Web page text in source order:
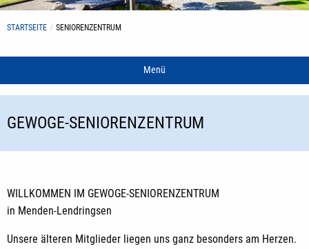
STARTSEITE SENIORENZENTRUM
Menü
GEWOGE-SENIORENZENTRUM
WILLKOMMEN IM GEWOGE-SENIORENZENTRUM
in Menden-Lendringsen
Unsere älteren Mitglieder liegen uns ganz besonders am Herzen.